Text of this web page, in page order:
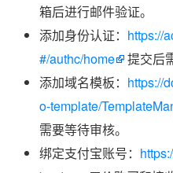
箱后进行邮件验证。
添加身份认证： https://
#/authc/home
提交后
添加域名模板： https://
o-template/
需要等待审核。
绑定支付宝账号：